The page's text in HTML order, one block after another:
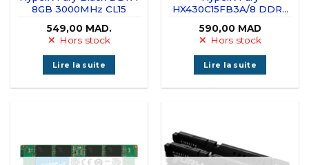
8GB 3000MHz CL15
549,00 MAD.
Hors stock
Lire la suite
HX430C15FB3A/8 DDR4
3000MHz CL15 1Rx8 RGB
590,00 MAD
Hors stock
Lire la suite